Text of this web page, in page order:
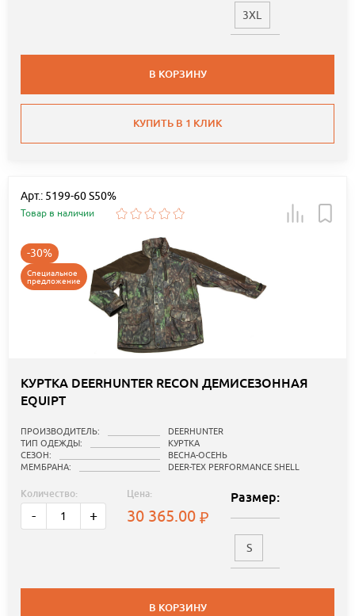
3XL
В КОРЗИНУ
КУПИТЬ В 1 КЛИК
Арт.: 5199-60 S50%
Товар в наличии
-30%
Специальное
предложение
КУРТКА DEERHUNTER RECON ДЕМИСЕЗОННАЯ
EQUIPT
ПРОИЗВОДИТЕЛЬ:
DEERHUNTER
ТИП ОДЕЖДЫ:
КУРТКА
СЕЗОН:
ВЕСНА-ОСЕНЬ
МЕМБРАНА:
DEER-TEX PERFORMANCE SHELL
Количество:
- +
Цена:
30 365.00
Размер:
S
В КОРЗИНУ